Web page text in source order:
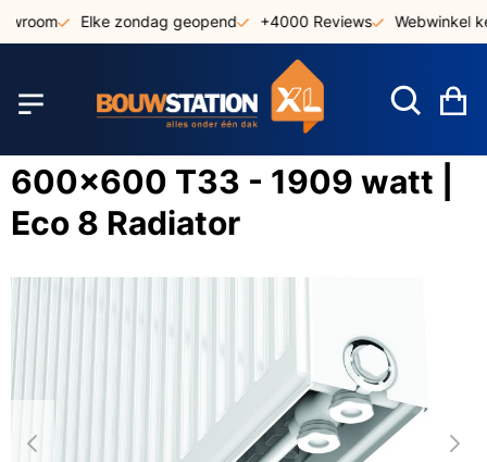
naar
Elke zondag geopend +4000 Reviews Webwinkel
600x600 T33 - 1909 watt |
Eco 8 Radiator